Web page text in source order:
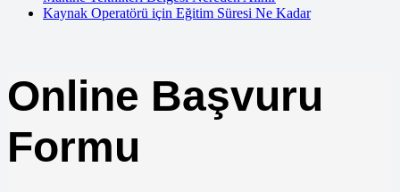
Kaynak Operatörü için Eğitim Süresi Ne Kadar
Online Başvuru
Formu